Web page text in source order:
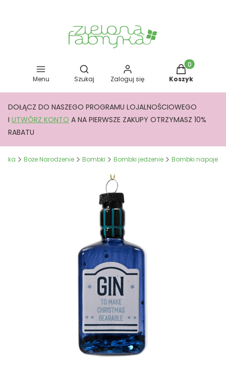
Menu
Otwórz wyszukiwarkę
Szukaj Zaloguj się
Produkty w
Koszyk
DOŁĄCZ DO NASZEGO PROGRAMU LOJALNOŚCIOWEGO
I UTWÓRZ KONTO A NA PIERWSZE ZAKUPY OTRZYMASZ 10%
RABATU
Boże Narodzenie Bombki Bombki jedzenie Bombki napoje